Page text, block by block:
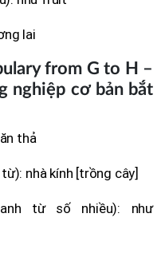
lai
from G to H –
nghiệp cơ bản bắt
thả
nhà kính [trồng cây]
từ số nhiều): như